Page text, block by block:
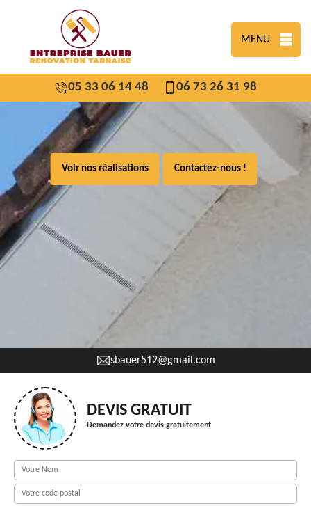
MENU
05 33 06 14 48 06 73 26 31 98
Voir nos réalisations Contactez-nous !
sbauer512@gmail.com
DEVIS GRATUIT
Demandez votre devis gratuitement